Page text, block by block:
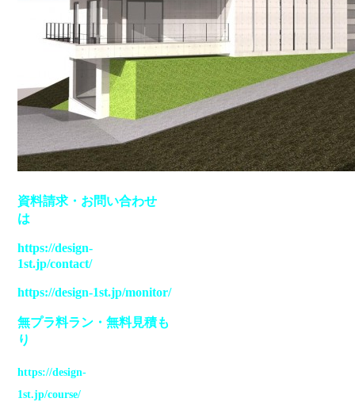
資料請求 ・ お問い合わせ
は
https://design-
1st.jp/contact/
https://design-1st.jp/monitor/
無プラ料ラン ・無料見積も
り
https://design-
1st.jp/course/